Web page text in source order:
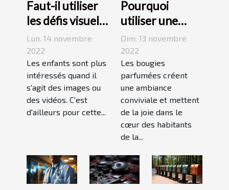
Faut-il utiliser
les défis visuels
pour enseigner
aux enfants ?
Lun. 14 novembre
2022
Les enfants sont plus
intéressés quand il
s'agit des images ou
des vidéos. C'est
d'ailleurs pour cette...
Pourquoi
utiliser une
bougie
parfumée?
Dim. 13 novembre
2022
Les bougies
parfumées créent
une ambiance
conviviale et mettent
de la joie dans le
cœur des habitants
de la...